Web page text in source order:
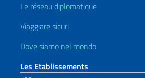
Le réseau diplomatique
Viaggiare sicuri
Dove siamo nel mondo
Les Etablissements